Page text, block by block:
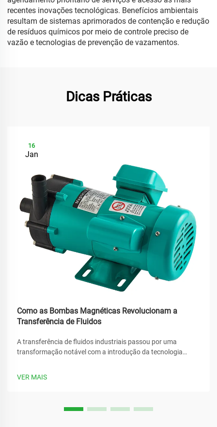
recentes inovações tecnológicas. Benefícios ambientais
resultam de sistemas aprimorados de contenção e redução
de resíduos químicos por meio de controle preciso de
vazão e tecnologias de prevenção de vazamentos.
Dicas Práticas
16
Jan
Como as Bombas Magnéticas Revolucionam a
Transferência de Fluidos
A transferência de fluidos industriais passou por uma
transformação notável com a introdução da tecnologia
VER MAIS